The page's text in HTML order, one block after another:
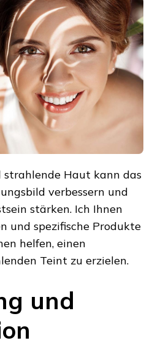
TIPPS
FÜR
NATÜRLICHE,
STRAHLENDE
HAUT
strahlende Haut kann das
verbessern und
stärken. Ich Ihnen
und spezifische Produkte
helfen, einen
Teint zu erzielen.
und